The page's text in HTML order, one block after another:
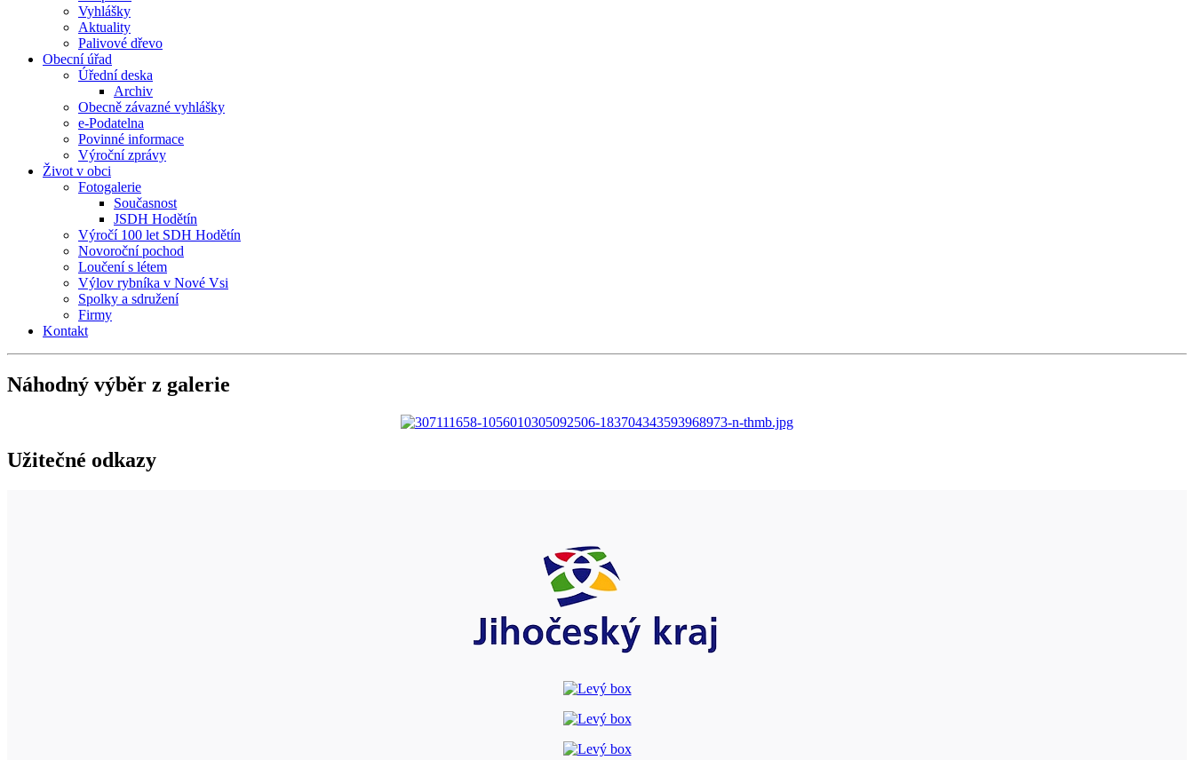
Vyhlášky
Aktuality
Palivové dřevo
Obecní úřad
Úřední deska
Archiv
Obecně závazné vyhlášky
e-Podatelna
Povinné informace
Výroční zprávy
Život v obci
Fotogalerie
Současnost
JSDH Hodětín
Výročí 100 let SDH Hodětín
Novoroční pochod
Loučení s létem
Výlov rybníka v Nové Vsi
Spolky a sdružení
Firmy
Kontakt
Náhodný výběr z galerie
Užitečné odkazy